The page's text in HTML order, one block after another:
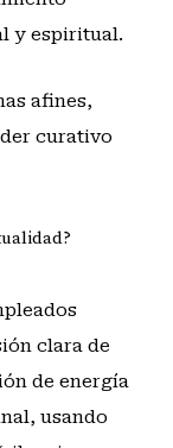
y espiritual.
afines,
curativo
clara de
de energía
usando